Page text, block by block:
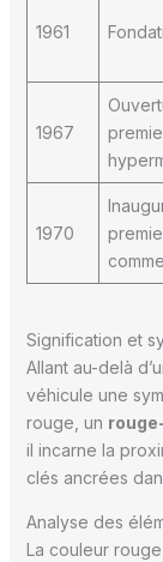
1961
1967
1970
Signification et
Allant au-delà
véhicule une
rouge, un
il incarne la
clés ancrées
Analyse des
La couleur